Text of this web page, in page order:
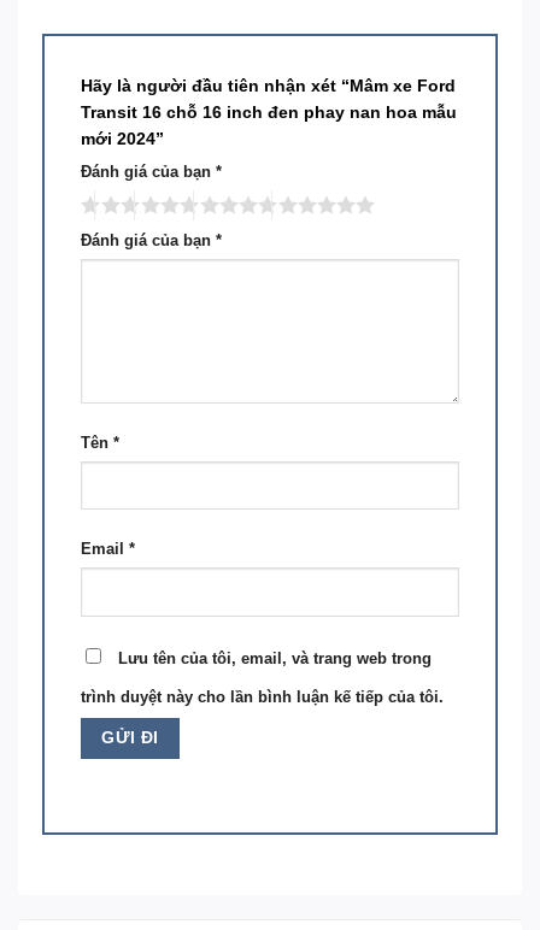
Hãy là người đầu tiên nhận xét “Mâm xe Ford
Transit 16 chỗ 16 inch đen phay nan hoa mẫu
mới 2024”
Đánh giá của bạn *
Đánh giá của bạn *
Tên *
Email *
Lưu tên của tôi, email, và trang web trong
trình duyệt này cho lần bình luận kế tiếp của tôi.